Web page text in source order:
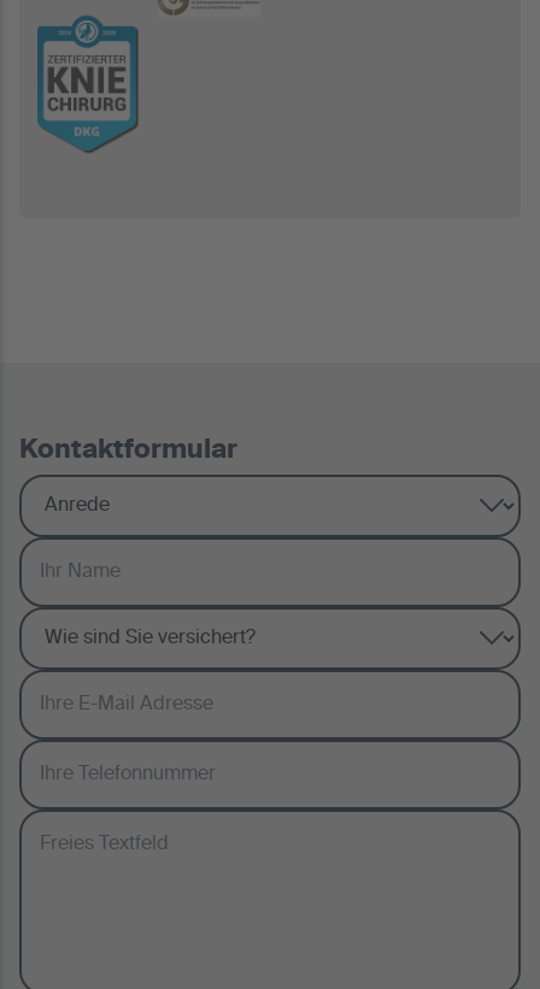
Kontaktformular